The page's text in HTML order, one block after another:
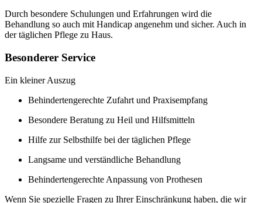
Durch besondere Schulungen und Erfahrungen wird die
Behandlung so auch mit Handicap angenehm und sicher. Auch in
der täglichen Pflege zu Haus.
Besonderer Service
Ein kleiner Auszug
Behindertengerechte Zufahrt und Praxisempfang
Besondere Beratung zu Heil und Hilfsmitteln
Hilfe zur Selbsthilfe bei der täglichen Pflege
Langsame und verständliche Behandlung
Behindertengerechte Anpassung von Prothesen
Wenn Sie spezielle Fragen zu Ihrer Einschränkung haben, die wir